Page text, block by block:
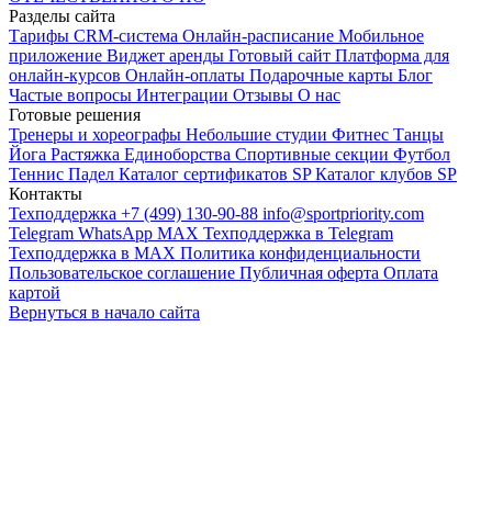
Разделы сайта
Тарифы CRM-система Онлайн-расписание Мобильное
приложение Виджет аренды Готовый сайт Платформа для
онлайн-курсов Онлайн-оплаты Подарочные карты Блог
Частые вопросы Интеграции Отзывы О нас
Готовые решения
Тренеры и хореографы Небольшие студии Фитнес Танцы
Йога Растяжка Единоборства Спортивные секции Футбол
Теннис Падел Каталог сертификатов SPКаталог клубов SP
Контакты
Техподдержка +7 (499) 130-90-88 info@sportpriority.com
Telegram WhatsApp MAX Техподдержка в Telegram
Техподдержка в MAX Политика конфиденциальности
Пользовательское соглашение Публичная оферта Оплата
картой
Вернуться в начало сайта